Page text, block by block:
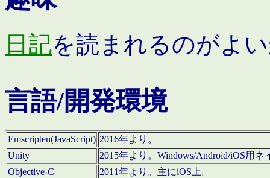
日記を読まれるのがよ
言語/開発環境
Emscripten(JavaScript) 2016年より。
Unity
2015年より。Windows/Android/iOS用
Objective-C
2011年より。主にiOS上。